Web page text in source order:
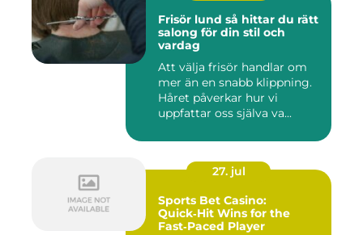
Frisör lund så hittar du rätt
salong för din stil och
vardag
Att välja frisör handlar om
mer än en snabb klippning.
Håret påverkar hur vi
uppfattar oss själva va...
27. jul
Sports Bet Casino:
Quick‑Hit Wins for the
Fast‑Paced Player